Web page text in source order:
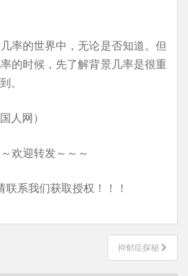
率的世界中，无论是否知道。但
的时候，先了解背景几率是很重
。
人网）
欢迎转发～～～
联系我们获取授权！！！
抑郁症探秘